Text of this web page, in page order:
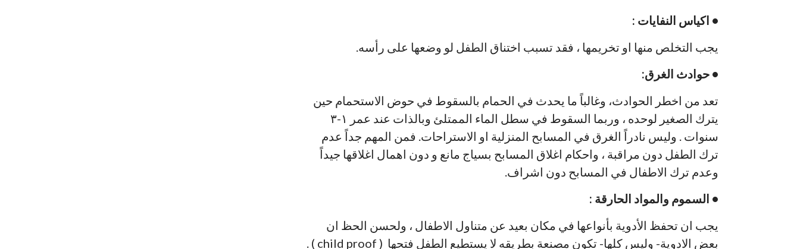
• اكياس النفايات :
يجب التخلص منها او تخريمها ، فقد تسبب اختناق الطفل لو وضعها على رأسه.
• حوادث الغرق:
تعد من اخطر الحوادث، وغالباً ما يحدث في الحمام بالسقوط في حوض الاستحمام حين
يترك الصغير لوحده ، وربما السقوط في سطل الماء الممتلئ وبالذات عند عمر ١-٣
سنوات . وليس نادراً الغرق في المسابح المنزلية او الاستراحات. فمن المهم جداً عدم
ترك الطفل دون مراقبة ، واحكام اغلاق المسابح بسياج مانع و دون اهمال اغلاقها جيداً
وعدم ترك الاطفال في المسابح دون اشراف.
• السموم والمواد الحارقة :
يجب ان تحفظ الأدوية بأنواعها في مكان بعيد عن متناول الاطفال ، ولحسن الحظ ان
بعض الادوية- وليس كلها- تكون مصنعة بطريقه لا يستطيع الطفل فتحها ( child proof ) .